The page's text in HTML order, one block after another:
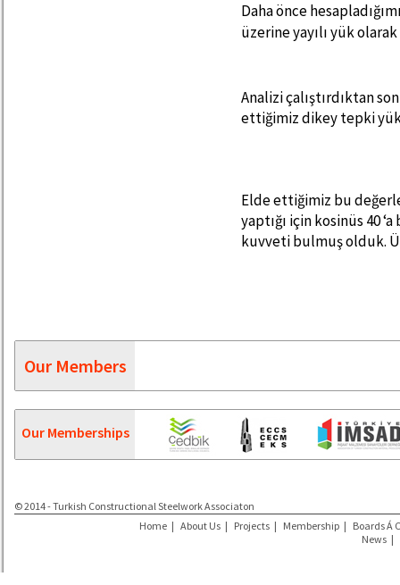
Daha önce
üzerine yayılı yük
Analizi çalıştırdıktan
ettiğimiz dikey tepki
Elde ettiğimiz bu
yaptığı için kosinüs 40
kuvveti bulmuş olduk.
Our Members
Our Memberships
© 2014 - Turkish Constructional Steelwork Associaton
Home | About Us | Projects | Membership | Boards Á
News |